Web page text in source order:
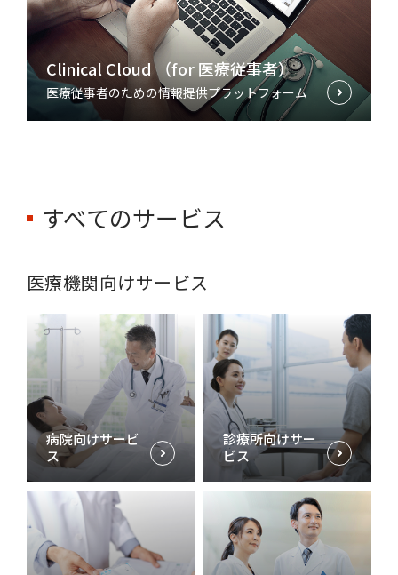
Clinical Cloud （for 医療従事者）
医療従事者のための情報提供プラットフォーム
すべてのサービス
医療機関向けサービス
病院向けサービ
ス
診療所向けサー
ビス